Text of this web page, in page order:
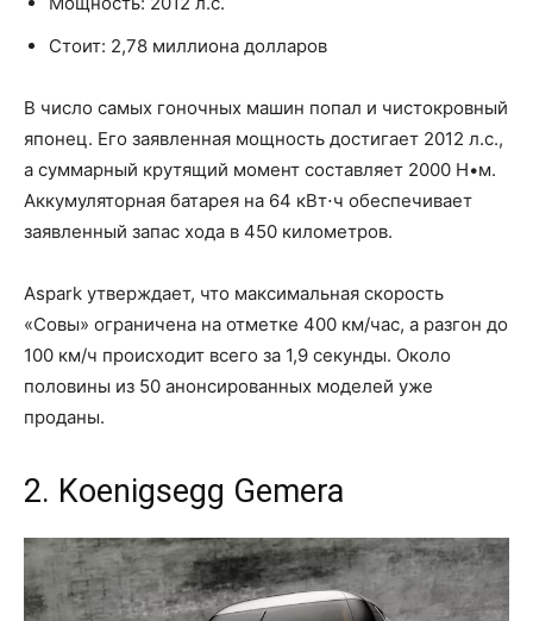
Стоит: 2,78 миллиона долларов
В число самых гоночных машин попал и чистокровный
японец. Его заявленная мощность достигает 2012 л.с.,
а суммарный крутящий момент составляет 2000 Н•м.
Аккумуляторная батарея на 64 кВт⋅ч обеспечивает
заявленный запас хода в 450 километров.
Aspark утверждает, что максимальная скорость
«Совы» ограничена на отметке 400 км/час, а разгон до
100 км/ч происходит всего за 1,9 секунды. Около
половины из 50 анонсированных моделей уже
проданы.
2. Koenigsegg Gemera